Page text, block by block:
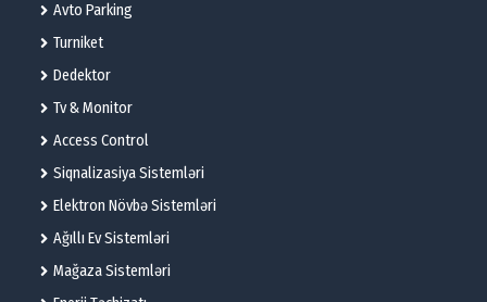
Avto Parking
Turniket
Dedektor
Tv & Monitor
Access Control
Siqnalizasiya Sistemləri
Elektron Növbə Sistemləri
Ağıllı Ev Sistemləri
Mağaza Sistemləri